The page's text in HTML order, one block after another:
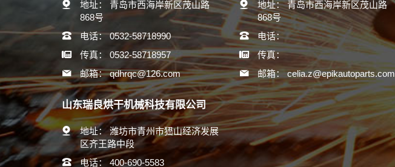
地址：
青岛市西海岸新区茂山路
868号
电话： 0532-58718990
传真：
0532-58718957
邮箱： qdhrqc@126.com
地址： 青岛市西海岸新区茂山路
868号
电话：
传真：
邮箱： celia.z@epikautoparts.com
山东瑞良烘干机械科技有限公司
地址： 潍坊市青州市峱山经济发展
区齐王路中段
电话：
400-690-5583